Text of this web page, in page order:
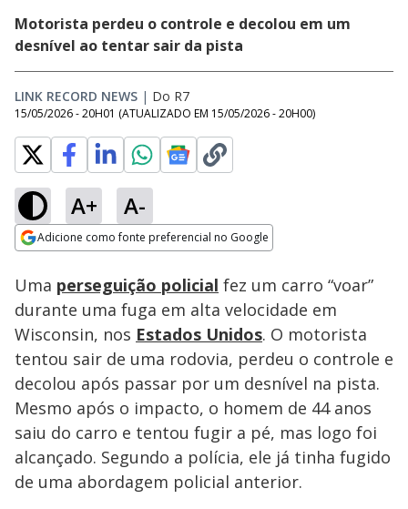
Motorista perdeu o controle e decolou em um
desnível ao tentar sair da pista
LINK RECORD NEWS | Do R7
15/05/2026 - 20H01 (ATUALIZADO EM 15/05/2026 - 20H00)
A+ A-
Adicione como fonte preferencial no Google
Ativar
100.00%
Uma perseguição policial fez um carro “voar”
durante uma fuga em alta velocidade em
Wisconsin, nos Estados Unidos. O motorista
tentou sair de uma rodovia, perdeu o controle e
decolou após passar por um desnível na pista.
Mesmo após o impacto, o homem de 44 anos
saiu do carro e tentou fugir a pé, mas logo foi
alcançado. Segundo a polícia, ele já tinha fugido
de uma abordagem policial anterior.